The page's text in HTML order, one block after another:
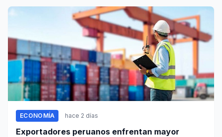
ECONOMÍA hace 2 días
Exportadores peruanos enfrentan mayor